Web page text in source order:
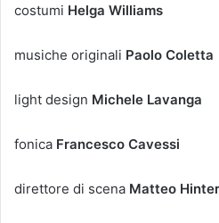
costumi Helga Williams
musiche originali Paolo Coletta
light design Michele Lavanga
fonica Francesco Cavessi
direttore di scena Matteo